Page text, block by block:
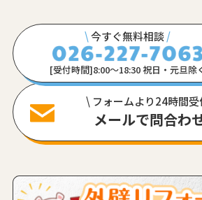
\今すぐ無料相談/
[受付時間]8:00〜18:30 祝日・元旦除
\ フォームより24時間
メールで問合わ